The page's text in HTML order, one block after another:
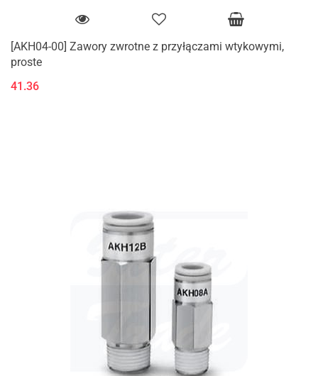
[AKH04-00] Zawory zwrotne z przyłączami wtykowymi,
proste
41.36